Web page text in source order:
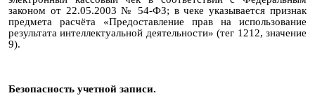
законом от 22.05.2003 № 54-ФЗ; в чеке указывается признак
предмета расчёта «Предоставление прав на использование
результата интеллектуальной деятельности» (тег 1212, значение
9).
Безопасность учетной записи.